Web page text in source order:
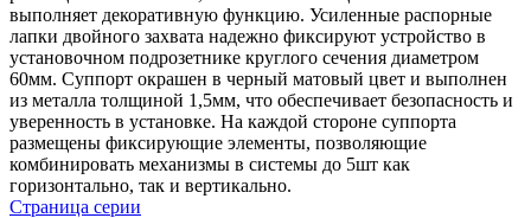
выполняет декоративную функцию. Усиленные распорные
лапки двойного захвата надежно фиксируют устройство в
установочном подрозетнике круглого сечения диаметром
60мм. Суппорт окрашен в черный матовый цвет и выполнен
из металла толщиной 1,5мм, что обеспечивает безопасность и
уверенность в установке. На каждой стороне суппорта
размещены фиксирующие элементы, позволяющие
комбинировать механизмы в системы до 5шт как
горизонтально, так и вертикально.
Страница серии